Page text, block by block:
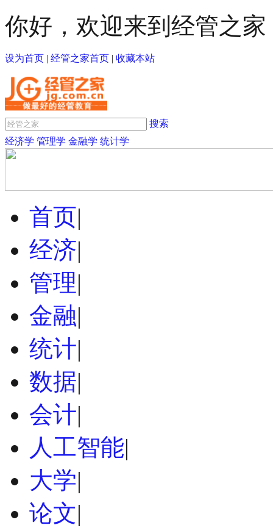
你好，欢迎来到经管之家
设为首页 | 经管之家首页 | 收藏本站
搜索
经济学 管理学 金融学 统计学
首页|
经济|
管理|
金融|
统计|
数据|
会计|
人工智能|
大学|
论文|